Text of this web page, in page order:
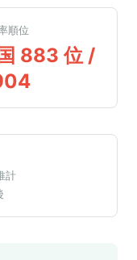
順位
883 位 /
計